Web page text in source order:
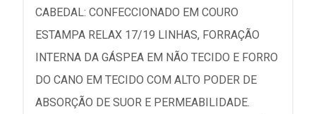
CABEDAL: CONFECCIONADO EM COURO
ESTAMPA RELAX 17/19 LINHAS, FORRAÇÃO
INTERNA DA GÁSPEA EM NÃO TECIDO E FORRO
DO CANO EM TECIDO COM ALTO PODER DE
ABSORÇÃO DE SUOR E PERMEABILIDADE.